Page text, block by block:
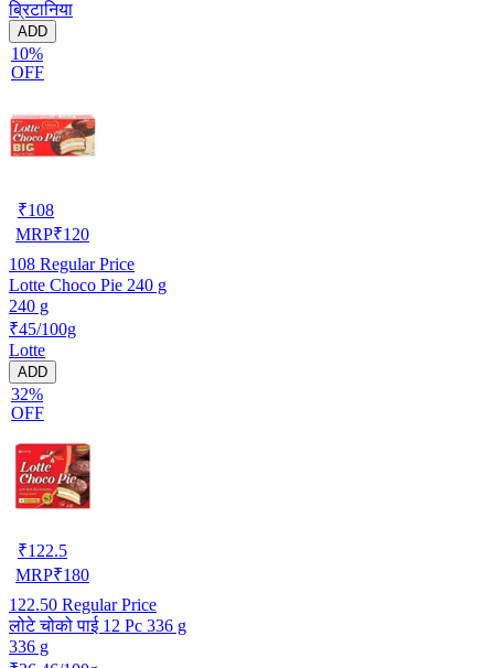
ब्रिटानिया
ADD
10%
OFF
₹108
MRP₹120
108 Regular Price
Lotte Choco Pie 240 g
240 g
₹45/100g
Lotte
ADD
32%
OFF
₹122.5
MRP₹180
122.50 Regular Price
लोटे चोको पाई 12 Pc 336 g
336 g